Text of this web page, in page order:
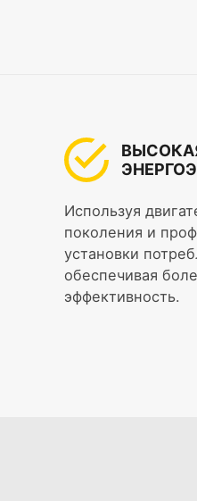
Используя
поколения и
установки
обеспечивая
эффективность.